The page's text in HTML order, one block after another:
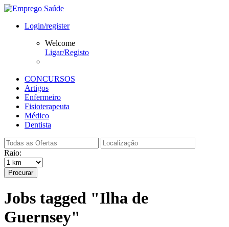
Login/register
Welcome
Ligar/Registo
CONCURSOS
Artigos
Enfermeiro
Fisioterapeuta
Médico
Dentista
Raio:
Procurar
Jobs tagged "Ilha de
Guernsey"